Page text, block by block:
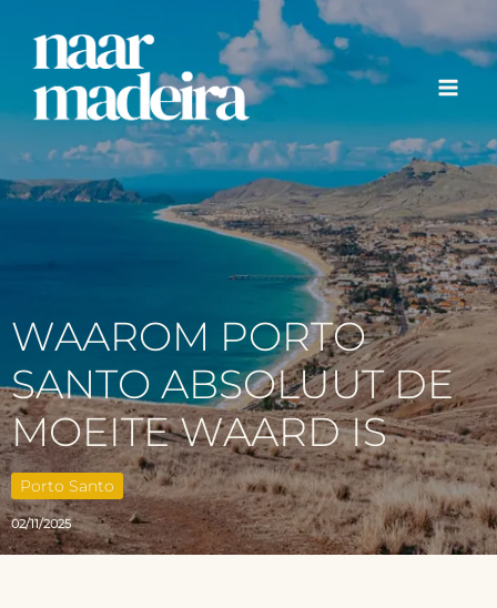
inhoud
WAAROM PORTO
SANTO ABSOLUUT DE
MOEITE WAARD IS
Porto Santo
02/11/2025